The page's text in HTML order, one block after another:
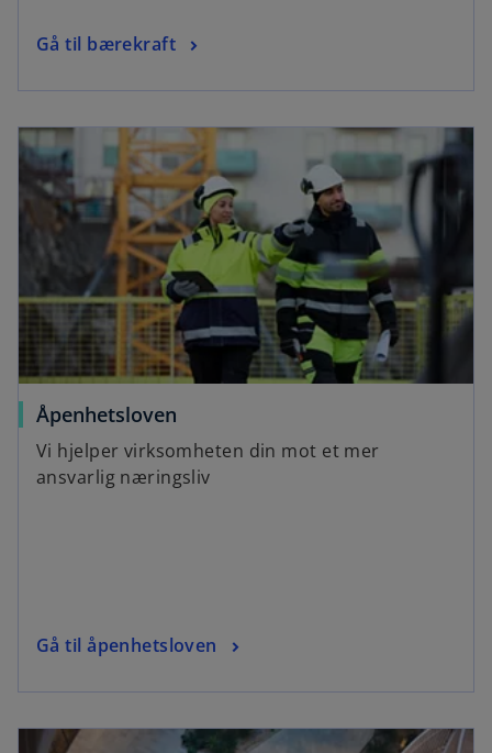
Gå til bærekraft
Åpenhetsloven
Vi hjelper virksomheten din mot et mer
ansvarlig næringsliv
Gå til åpenhetsloven